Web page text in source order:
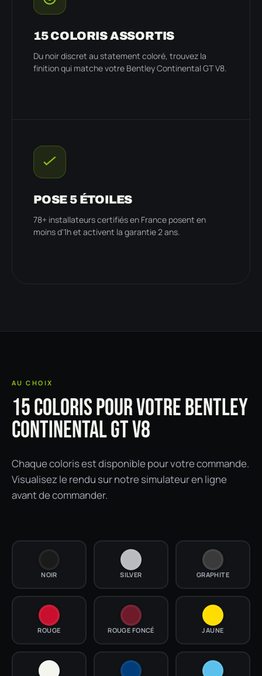
15 COLORIS ASSORTIS
Du noir discret au statement coloré, trouvez la
finition qui matche votre Bentley Continental GT V8.
POSE 5 ÉTOILES
78+ installateurs certifiés en France posent en
moins d'1h et activent la garantie 2 ans.
AU CHOIX
15 COLORIS POUR VOTRE BENTLEY
CONTINENTAL GT V8
Chaque coloris est disponible pour votre commande.
Visualisez le rendu sur notre simulateur en ligne
avant de commander.
NOIR SILVER GRAPHITE
ROUGE ROUGE FONCÉ JAUNE